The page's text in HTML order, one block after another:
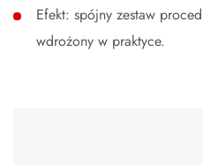
Efekt: spójny zestaw
wdrożony w praktyce.